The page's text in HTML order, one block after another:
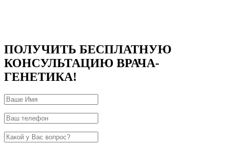
ПОЛУЧИТЬ БЕСПЛАТНУЮ
КОНСУЛЬТАЦИЮ ВРАЧА-
ГЕНЕТИКА!